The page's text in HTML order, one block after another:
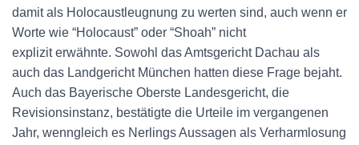
damit als Holocaustleugnung zu werten sind, auch wenn er
Worte wie “Holocaust” oder “Shoah” nicht
explizit erwähnte. Sowohl das Amtsgericht Dachau als
auch das Landgericht München hatten diese Frage bejaht.
Auch das Bayerische Oberste Landesgericht, die
Revisionsinstanz, bestätigte die Urteile im vergangenen
Jahr, wenngleich es Nerlings Aussagen als Verharmlosung